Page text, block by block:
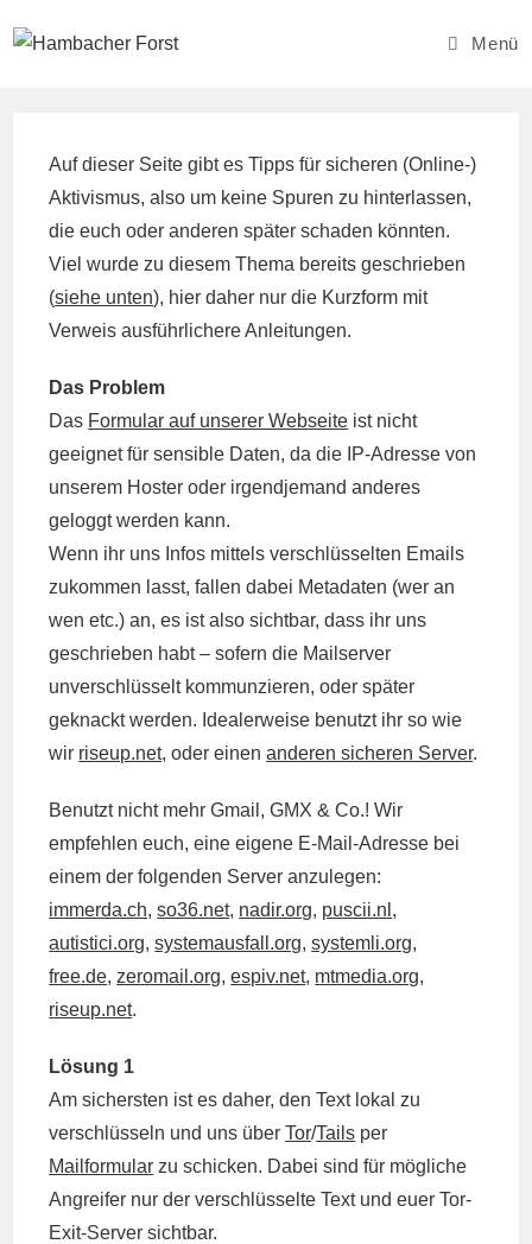
Inhalt
Menü
Auf dieser Seite gibt es Tipps für sicheren (Online-)
Aktivismus, also um keine Spuren zu hinterlassen,
die euch oder anderen später schaden könnten.
Viel wurde zu diesem Thema bereits geschrieben
(siehe unten), hier daher nur die Kurzform mit
Verweis ausführlichere Anleitungen.
Das Problem
Das Formular auf unserer Webseite ist nicht
geeignet für sensible Daten, da die IP-Adresse von
unserem Hoster oder irgendjemand anderes
geloggt werden kann.
Wenn ihr uns Infos mittels verschlüsselten Emails
zukommen lasst, fallen dabei Metadaten (wer an
wen etc.) an, es ist also sichtbar, dass ihr uns
geschrieben habt – sofern die Mailserver
unverschlüsselt kommunzieren, oder später
geknackt werden. Idealerweise benutzt ihr so wie
wir riseup.net, oder einenanderen sicheren Server.
Benutzt nicht mehr Gmail, GMX & Co.! Wir
empfehlen euch, eine eigene E-Mail-Adresse bei
einem der folgenden Server anzulegen:
immerda.ch,so36.net, nadir.org, puscii.nl ,
autistici.org,systemausfall.org,systemli.org,
free.de, zeromail.org,espiv.net, mtmedia.org,
riseup.net.
Lösung 1
Am sichersten ist es daher, den Text lokal zu
verschlüsseln und uns überTor/Tails per
Mailformular zu schicken. Dabei sind für mögliche
Angreifer nur der verschlüsselte Text und euer Tor-
Exit-Server sichtbar.